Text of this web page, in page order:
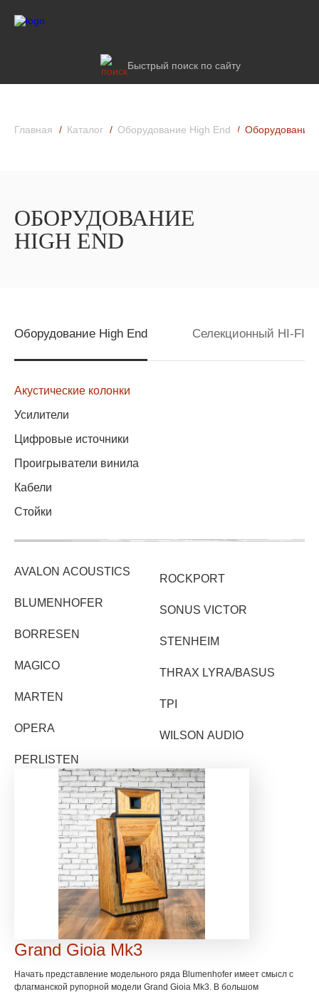
Быстрый поиск по сайту
Главная Каталог Оборудование High End Оборудование
ОБОРУДОВАНИЕ
HIGH END
Оборудование High End Селекционный HI-FI
Акустические колонки
Усилители
Цифровые источники
Проигрыватели винила
Кабели
Стойки
AVALON ACOUSTICS
BLUMENHOFER
BORRESEN
MAGICO
MARTEN
OPERA
PERLISTEN
ROCKPORT
SONUS VICTOR
STENHEIM
THRAX LYRA/BASUS
TPI
WILSON AUDIO
Grand Gioia Mk3
Начать представление модельного ряда Blumenhofer имеет смысл с
флагманской рупорной модели Grand Gioia Mk3. В большом